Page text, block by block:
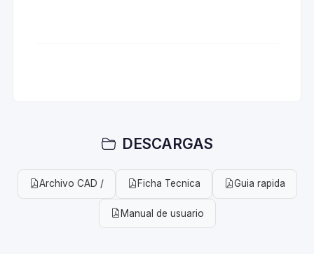
DESCARGAS
Archivo CAD / Ficha Tecnica Guia rapida
Manual de usuario